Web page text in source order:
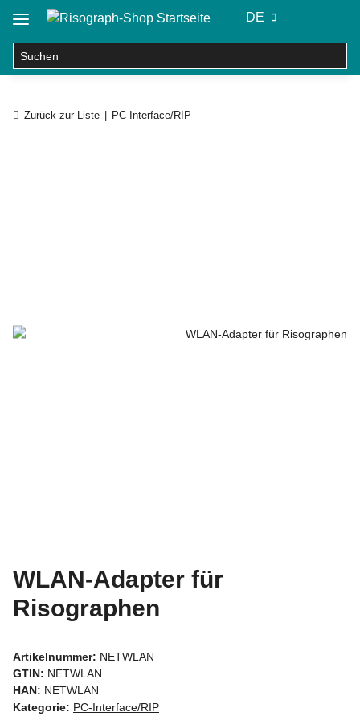
DE
Zurück zur Liste PC-Interface/RIP
WLAN-Adapter für
Risographen
Artikelnummer: NETWLAN
GTIN: NETWLAN
HAN: NETWLAN
Kategorie: PC-Interface/RIP